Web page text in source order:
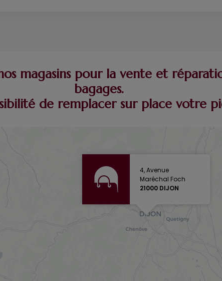
magasins pour la vente et
bagages.
de remplacer sur place votre
4, Avenue
Maréchal Foch
21000 DIJON